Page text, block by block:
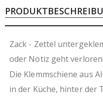
Zack - Zettel
oder Notiz geht verloren!
Die Klemmschiene aus
in der Küche, hinter der